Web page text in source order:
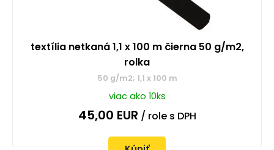
textília netkaná 1,1 x 100 m čierna 50 g/m2,
rolka
50 g/m2; 1,1 x 100 m
viac ako 10ks
45,00 EUR / role s DPH